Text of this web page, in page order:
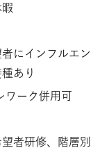
にインフルエン
あり
ーク併用可
者研修、階層別